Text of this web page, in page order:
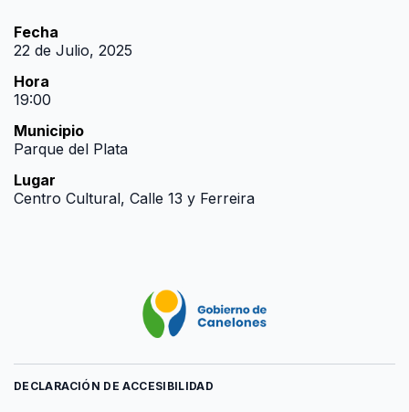
Fecha
22 de Julio, 2025
Hora
19:00
Municipio
Parque del Plata
Lugar
Centro Cultural, Calle 13 y Ferreira
DECLARACIÓN DE ACCESIBILIDAD